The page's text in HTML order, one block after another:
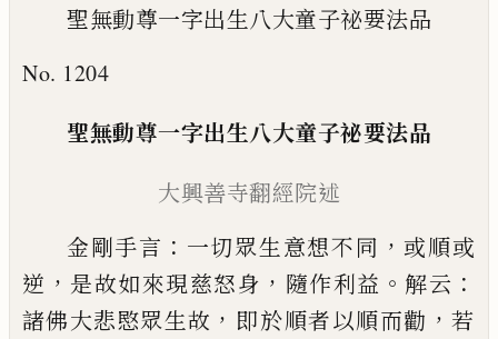
聖無動尊一字出生八大童子祕要法品
No. 1204
聖無動尊一字出生八大童子祕要法品
大興善寺翻經院述
金剛手言 ： 一切眾生意想不同 ， 或順或
逆 ， 是故如來現慈怒身 ， 隨作利益 。 解云 ：
諸佛大悲愍眾生故 ， 即於順者以順而勸 ， 若